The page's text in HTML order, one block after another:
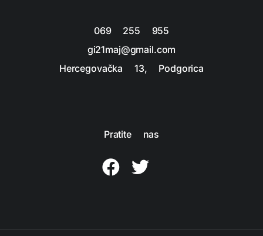
069 255 955
gi21maj@gmail.com
Hercegovačka 13, Podgorica
Pratite nas